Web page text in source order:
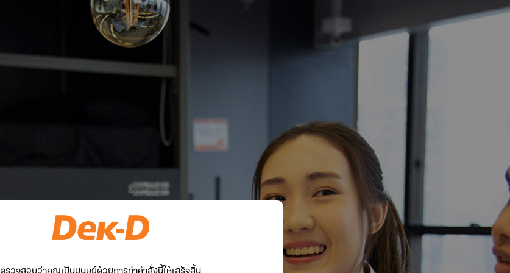
ตรวจสอบว่าคุณเป็นมนุษย์ด้วยการทำคำสั่งนี้ให้เสร็จสิ้น